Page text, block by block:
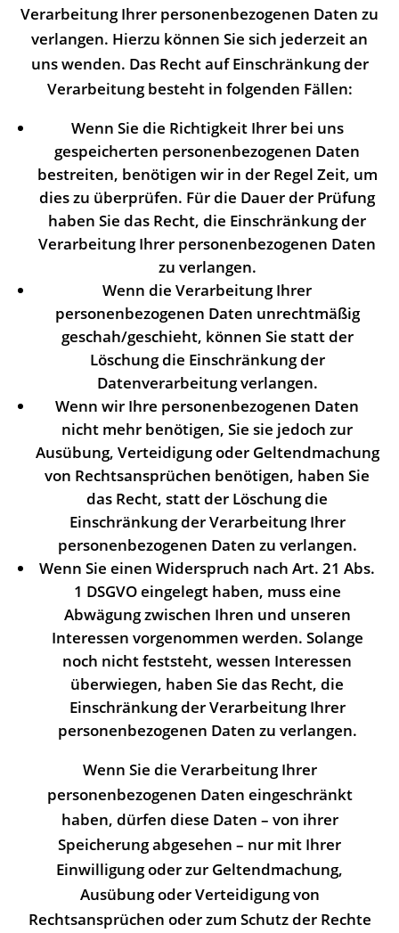
Verarbeitung Ihrer personenbezogenen Daten zu
verlangen. Hierzu können Sie sich jederzeit an
uns wenden. Das Recht auf Einschränkung der
Verarbeitung besteht in folgenden Fällen:
Wenn Sie die Richtigkeit Ihrer bei uns
gespeicherten personenbezogenen Daten
bestreiten, benötigen wir in der Regel Zeit, um
dies zu überprüfen. Für die Dauer der Prüfung
haben Sie das Recht, die Einschränkung der
Verarbeitung Ihrer personenbezogenen Daten
zu verlangen.
Wenn die Verarbeitung Ihrer
personenbezogenen Daten unrechtmäßig
geschah/geschieht, können Sie statt der
Löschung die Einschränkung der
Datenverarbeitung verlangen.
Wenn wir Ihre personenbezogenen Daten
nicht mehr benötigen, Sie sie jedoch zur
Ausübung, Verteidigung oder Geltendmachung
von Rechtsansprüchen benötigen, haben Sie
das Recht, statt der Löschung die
Einschränkung der Verarbeitung Ihrer
personenbezogenen Daten zu verlangen.
Wenn Sie einen Widerspruch nach Art. 21 Abs.
1 DSGVO eingelegt haben, muss eine
Abwägung zwischen Ihren und unseren
Interessen vorgenommen werden. Solange
noch nicht feststeht, wessen Interessen
überwiegen, haben Sie das Recht, die
Einschränkung der Verarbeitung Ihrer
personenbezogenen Daten zu verlangen.
Wenn Sie die Verarbeitung Ihrer
personenbezogenen Daten eingeschränkt
haben, dürfen diese Daten – von ihrer
Speicherung abgesehen – nur mit Ihrer
Einwilligung oder zur Geltendmachung,
Ausübung oder Verteidigung von
Rechtsansprüchen oder zum Schutz der Rechte